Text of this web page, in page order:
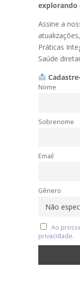
explorando
Assine a
Práticas
Saúde
Nome
Sobrenome
Email
Gênero
Ao
privacidade.